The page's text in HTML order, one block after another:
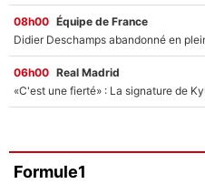
08h00 Équipe de France
06h00 Real Madrid
Formule1